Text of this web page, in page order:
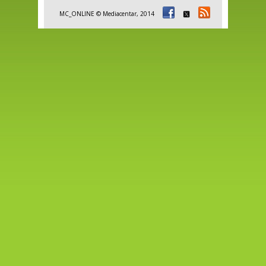
MC_ONLINE © Mediacentar, 2014